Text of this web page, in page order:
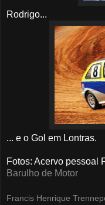
Rodrigo...
... e o Gol em Lontras.
Fotos: Acervo pessoal
Barulho de Motor
Francis Henrique